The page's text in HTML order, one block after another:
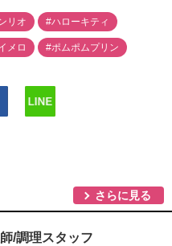
リオ #ハローキティ
メロ #ポムポムプリン
さらに見る
/調理スタッフ